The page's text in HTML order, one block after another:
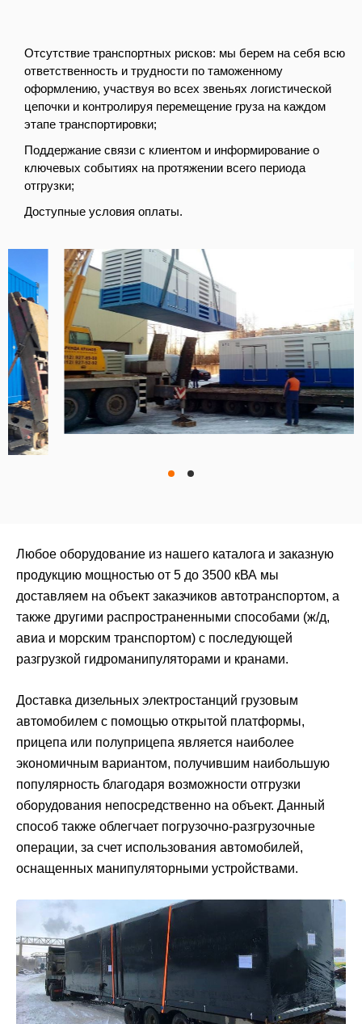
Отсутствие транспортных рисков: мы берем на себя всю
ответственность и трудности по таможенному
оформлению, участвуя во всех звеньях логистической
цепочки и контролируя перемещение груза на каждом
этапе транспортировки;
Поддержание связи с клиентом и информирование о
ключевых событиях на протяжении всего периода
отгрузки;
Доступные условия оплаты.
Любое оборудование из нашего каталога и заказную
продукцию мощностью от 5 до 3500 кВА мы
доставляем на объект заказчиков автотранспортом, а
также другими распространенными способами (ж/д,
авиа и морским транспортом) с последующей
разгрузкой гидроманипуляторами и кранами.
Доставка дизельных электростанций грузовым
автомобилем с помощью открытой платформы,
прицепа или полуприцепа является наиболее
экономичным вариантом, получившим наибольшую
популярность благодаря возможности отгрузки
оборудования непосредственно на объект. Данный
способ также облегчает погрузочно-разгрузочные
операции, за счет использования автомобилей,
оснащенных манипуляторными устройствами.